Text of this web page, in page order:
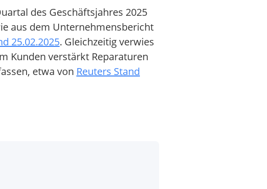
des Geschäftsjahres 2025
aus dem Unternehmensbericht
25.02.2025. Gleichzeitig verwies
Kunden verstärkt Reparaturen
etwa von Reuters Stand